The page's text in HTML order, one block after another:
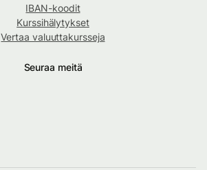
IBAN-koodit
Kurssihälytykset
Vertaa valuuttakursseja
Seuraa meitä